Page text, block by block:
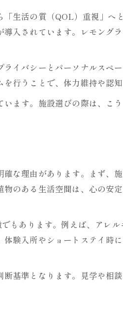
生活の質（QOL）重視」へ
入されています。レモング
イバシーとパーソナルスペ
行うことで、体力維持や認
ます。施設選びの際は、こ
な理由があります。まず、
のある生活空間は、心の安
もあります。例えば、アレ
験入所やショートステイ時
基準となります。見学や相